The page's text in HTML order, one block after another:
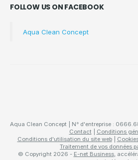
FOLLOW US ON FACEBOOK
Aqua Clean Concept
Aqua Clean Concept | N° d'entreprise :
Contact|
Conditions
Conditions d'utilisation du site web|
Traitement de vos données
© Copyright 2026 - E-net Business,